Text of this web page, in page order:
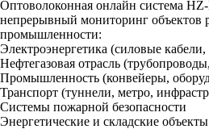
Оптоволоконная онлайн система
непрерывный мониторинг объектов
промышленности:
Электроэнергетика (силовые
Нефтегазовая отрасль
Промышленность (конвейеры,
Транспорт (туннели, метро,
Системы пожарной безопасности
Энергетические и складские объекты